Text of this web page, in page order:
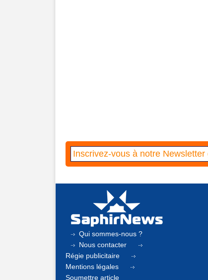
Qui sommes-nous ?
Nous contacter
Régie publicitaire
Mentions légales
Soumettre article